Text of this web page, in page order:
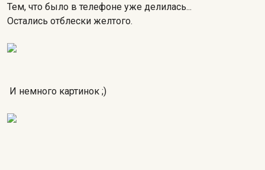
Тем, что было в телефоне уже делилась...
Остались отблески желтого.
И немного картинок ;)